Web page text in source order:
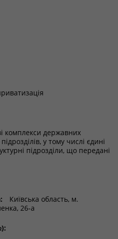
комплекси державних
у тому числі єдині
підрозділи, що передані
Київська область, м.
26-а